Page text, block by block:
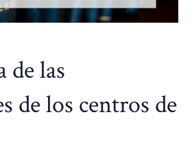
de las
de los centros de